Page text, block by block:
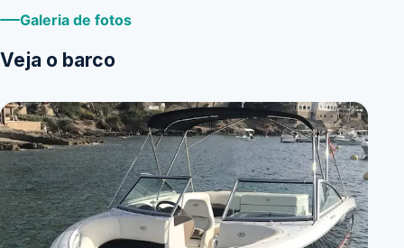
Galeria de fotos
Veja o barco